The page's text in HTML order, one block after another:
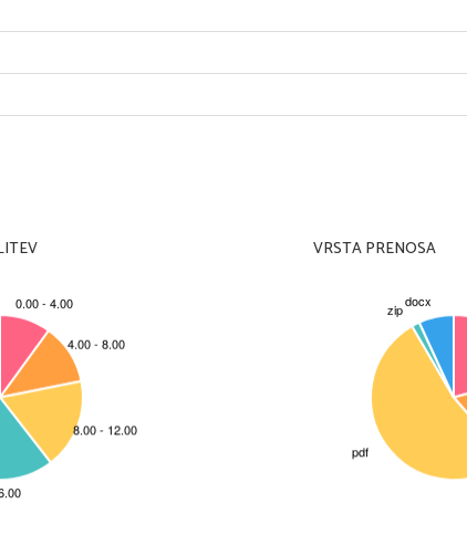
240
liha
(a)
   (b)
2sin220
    (c)
−cos520
(a)
2
    (b)
2
VRSTA PRENOSA